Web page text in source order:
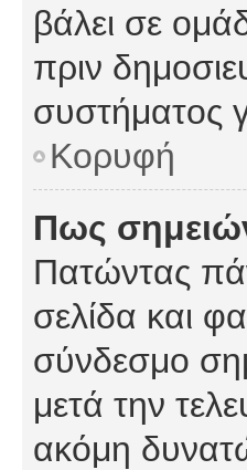
βάλει σε
πριν
συστήματος
Κορυφή
Πως
Πατώντας
σελίδα και
σύνδεσμο
μετά την
ακόμη